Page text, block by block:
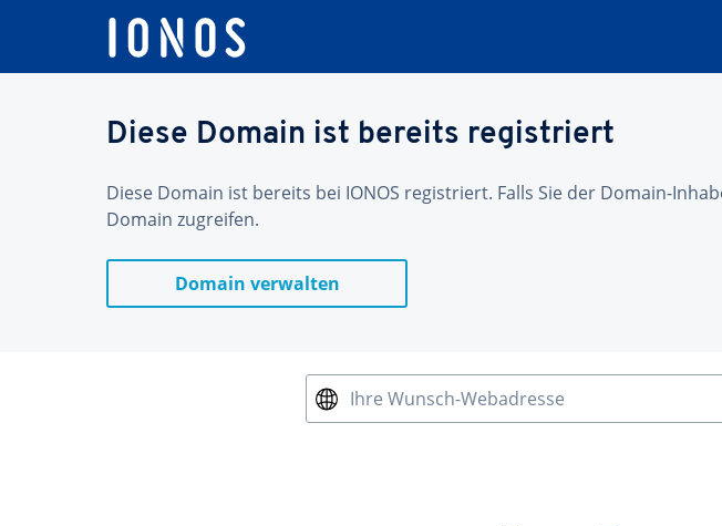
Diese Domain ist bereits registriert
Diese Domain ist bereits bei IONOS registriert. Falls Sie der Domain-
Domain zugreifen.
Domain verwalten
Ihre Wunsch-Webadresse